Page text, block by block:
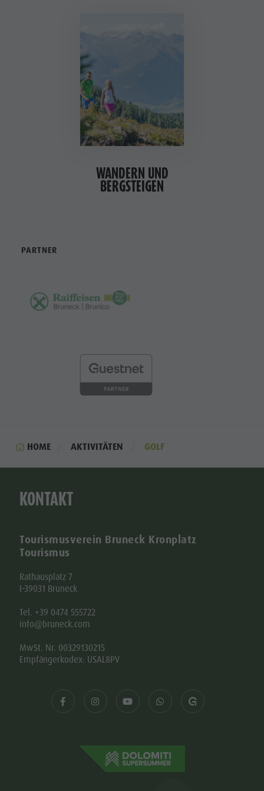
WANDERN UND
BERGSTEIGEN
PARTNER
HOME AKTIVITÄTEN GOLF
KONTAKT
Tourismusverein Bruneck Kronplatz
Tourismus
Rathausplatz 7
I-39031 Bruneck
Tel. +39 0474 555722
info@bruneck.com
MwSt. Nr. 00329130215
Empfängerkodex: USAL8PV